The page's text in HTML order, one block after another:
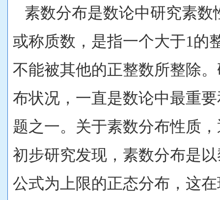
素数分布是数论中研究素数
或称质数，是指一个大于1的
不能被其他的正整数所整除
布状况，一直是数论中最重
题之一。关于素数分布性质
初步研究发现，素数分布是
公式为上限的正态分布，这